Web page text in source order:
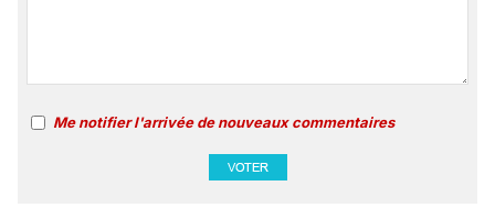
Me notifier l'arrivée de nouveaux commentaires